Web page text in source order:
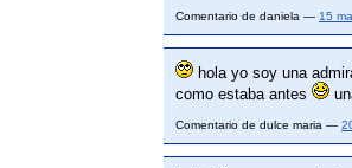
Comentario de daniela — 15
hola yo soy una
como estaba antes
Comentario de dulce maria —